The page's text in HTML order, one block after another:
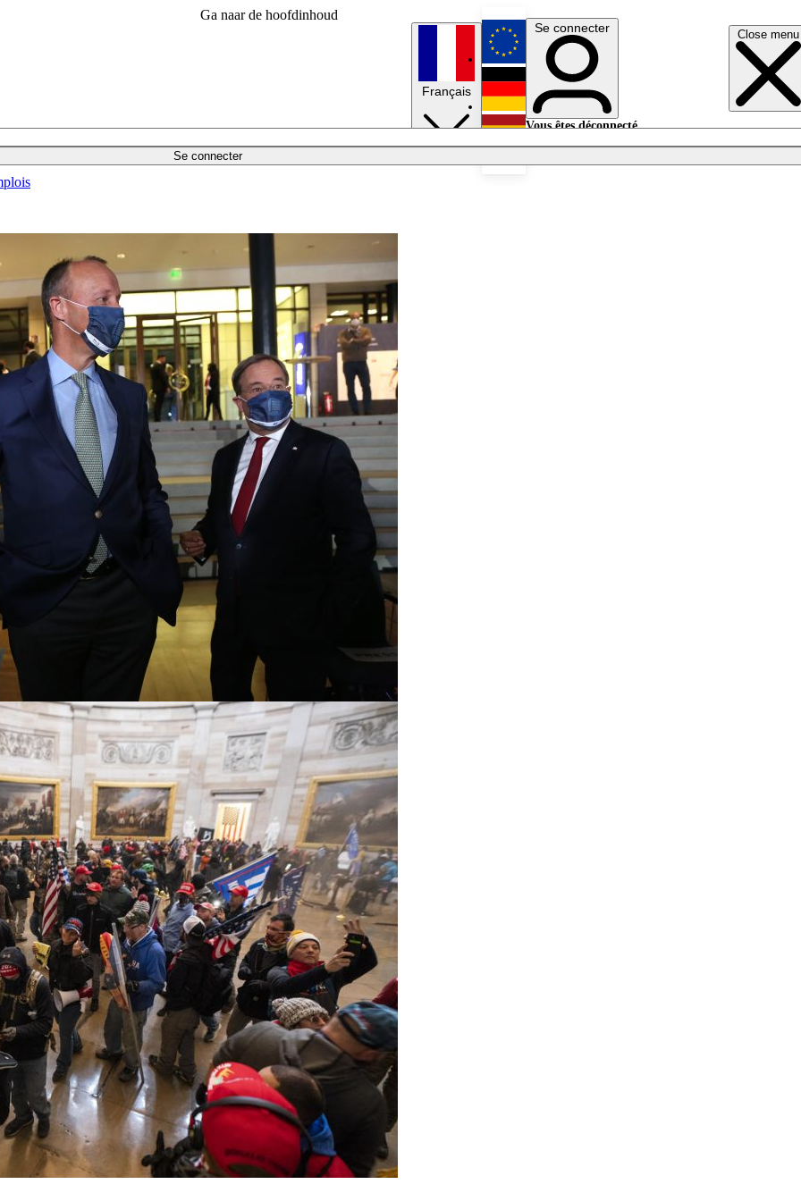
Ga naar de hoofdinhoud
Close menu
Se connecter
Français
English
Deutsch
Se connecter
Vous êtes déconnecté.